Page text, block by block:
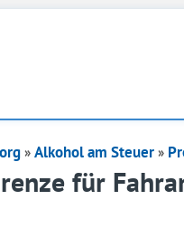
Alkohol am Steuer
für